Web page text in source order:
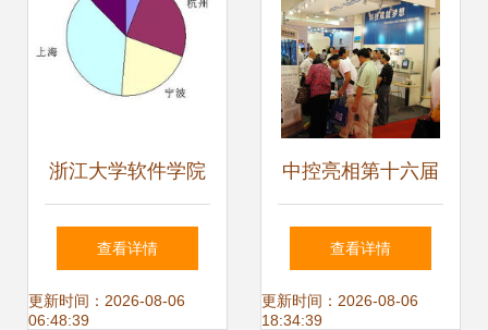
浙江大学软件学院
浙江软件开发的领
军力量
查看详情
更新时间：2026-08-06
06:48:39
中控亮相第十六届
中国国际纸浆造纸
暨纸制品工业展览
查看详情
更新时间：2026-08-06
18:34:39